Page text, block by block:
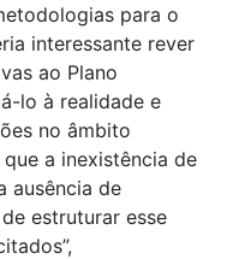
para o
interessante rever
ao Plano
lo à realidade e
no âmbito
que a inexistência de
ausência de
estruturar esse